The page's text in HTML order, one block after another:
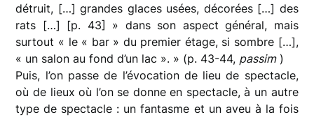
détruit, […] grandes glaces usées, décorées […] des
rats […] [p. 43] » dans son aspect général, mais
surtout « le « bar » du premier étage, si sombre […],
« un salon au fond d’un lac ». » (p. 43-44, passim)
Puis, l’on passe de l’évocation de lieu de spectacle,
où de lieux où l’on se donne en spectacle, à un autre
type de spectacle : un fantasme et un aveu à la fois